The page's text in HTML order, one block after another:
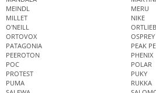
MEINDL
MERU
MILLET
NIKE
O'NEILL
ORTLIEB
ORTOVOX
OSPREY
PATAGONIA
PEAK
PEEROTON
PHENIX
POC
POLAR
PROTEST
PUKY
PUMA
RUKKA